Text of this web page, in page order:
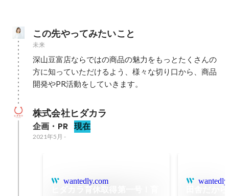
この先やってみたいこと
未来
深山豆富店ならではの商品の魅力をもっとたくさんの
方に知っていただけるよう、様々な切り口から、商品
開発やPR活動をしていきます。
株式会社ヒダカラ
企画・PR 現在
2021年5月 -
wantedly.com